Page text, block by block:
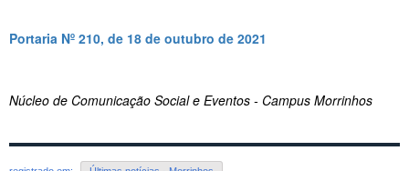
Portaria Nº 210, de 18 de outubro de 2021
Núcleo de Comunicação Social e Eventos - Campus Morrinhos